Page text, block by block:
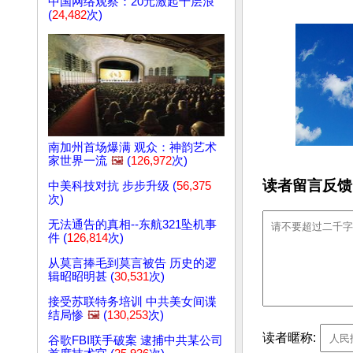
(24,482次)
南加州首场爆满 观众：神韵艺术
家世界一流 🖼️ (126,972次)
中美科技对抗 步步升级 (56,375
次)
无法通告的真相--东航321坠机事
件 (126,814次)
从莫言捧毛到莫言被告 历史的逻
辑昭昭明甚 (30,531次)
接受苏联特务培训 中共美女间谍
结局惨 🖼️ (130,253次)
谷歌FBI联手破案 逮捕中共某公司
读者留言反
读者暱称: